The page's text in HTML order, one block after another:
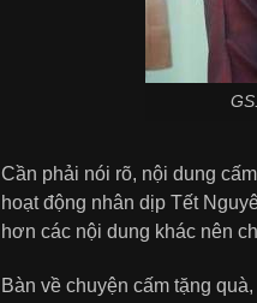
Cần phải nói rõ, nội dung
hoạt động nhân dịp Tết
hơn các nội dung khác nên
Bàn về chuyện cấm tặng